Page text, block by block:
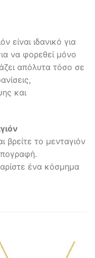
είναι ιδανικό για
να φορεθεί μόνο
απόλυτα τόσο σε
και
βρείτε το μενταγιόν
ένα κόσμημα